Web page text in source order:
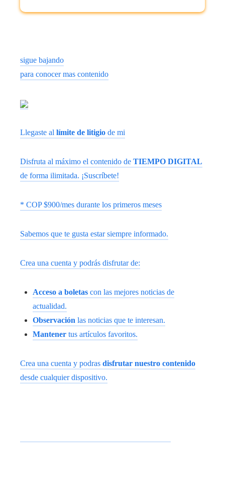
sigue bajando
para conocer mas contenido
Llegaste al límite de litigio de mi
Disfruta al máximo el contenido de TIEMPO DIGITAL
de forma ilimitada. ¡Suscríbete!
* COP $900/mes durante los primeros meses
Sabemos que te gusta estar siempre informado.
Crea una cuenta y podrás disfrutar de:
Acceso a boletas con las mejores noticias de
actualidad.
Observación las noticias que te interesan.
Mantener tus artículos favoritos.
Crea una cuenta y podras disfrutar nuestro contenido
desde cualquier dispositivo.